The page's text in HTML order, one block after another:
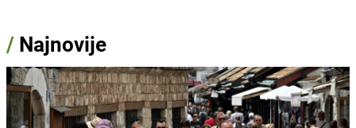
/ Najnovije